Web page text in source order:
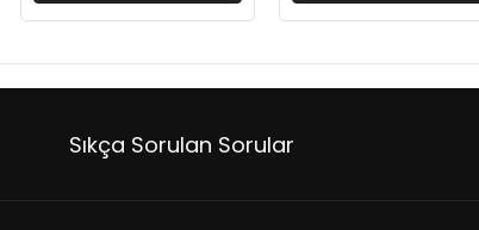
Sıkça Sorulan Sorular